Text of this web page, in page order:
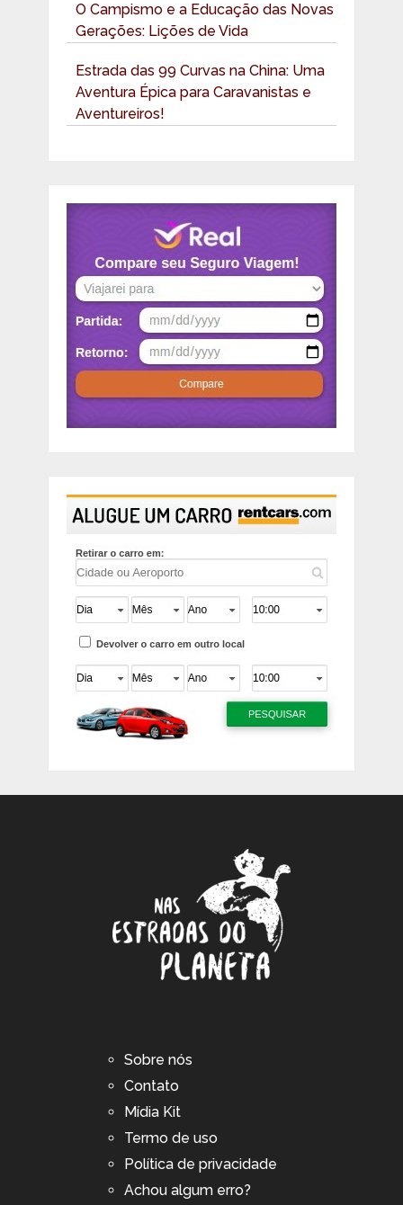
O Campismo e a Educação das Novas
Gerações: Lições de Vida
Estrada das 99 Curvas na China: Uma
Aventura Épica para Caravanistas e
Aventureiros!
Sobre nós
Contato
Mídia Kit
Termo de uso
Política de privacidade
Achou algum erro?